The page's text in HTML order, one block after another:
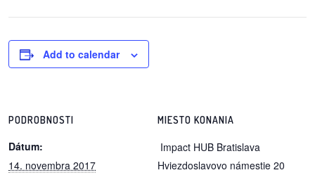
podporili
autorské
kontaktujte
reklama
Add to calendar
PODROBNOSTI
Dátum:
14. novembra 2017
MIESTO KONANIA
Impact HUB Bratislava
Hviezdoslavovo námestie 20